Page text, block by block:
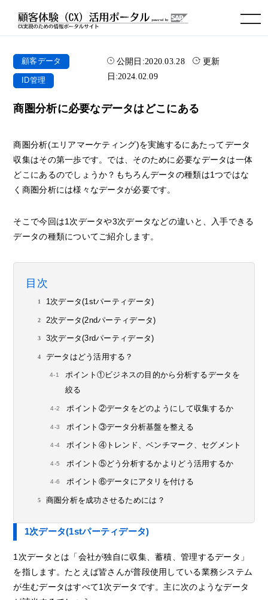
toggle navigation
顧客データ
ID管理
公開日:2020.03.28
更新
日:2024.02.09
商圏分析に必要なデータはどこにある
商圏分析(エリアマーケティング)を実施するにあたってデータ
収集はその第一歩です。では、そのために必要なデータは一体
どこにあるのでしょうか？もちろんデータの種類は1つではな
く商圏分析には様々なデータが必要です。
そこで今回は1次データや3次データなどの違いと、入手できる
データの種類についてご紹介します。
目次
1次データ(1stパーティデータ)
2次データ(2ndパーティデータ)
3次データ(3rdパーティデータ)
データはどう活用する？
ポイント①ビジネスの目的から分析するデータを
絞る
ポイント②データをどのようにして収集するか
ポイント③データ分析基盤を整える
ポイント④トレンド、ベンチマーク、セグメント
ポイント⑤どう分析するかよりどう活用するか
ポイント⑥データにアタリを付ける
商圏分析を成功させるためには？
1次データ(1stパーティデータ)
1次データとは「会社が独自に収集、蓄積、管理するデータ」
を指します。たとえば皆さんが普段使用している業務システム
が生むデータはすべて1次データです。主に次のようなデータ